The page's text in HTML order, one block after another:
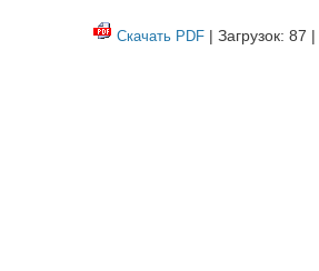
Скачать PDF | Загрузок: 87